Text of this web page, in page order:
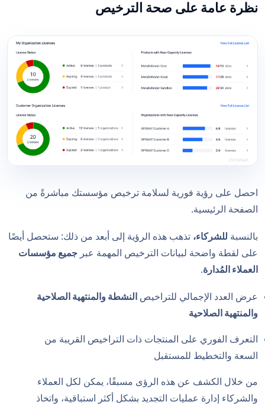
نظرة عامة على صحة الترخيص
احصل على رؤية فورية لسلامة ترخيص مؤسستك مباشرةً من
الصفحة الرئيسية.
بالنسبة للشركاء، تذهب هذه الرؤية إلى أبعد من ذلك: ستحصل أيضًا
على لقطة واضحة لبيانات الترخيص المهمة عبر جميع مؤسسات
العملاء المُدارة.
عرض العدد الإجمالي للتراخيص النشطة والمنتهية الصلاحية
والمنتهية الصلاحية
التعرف الفوري على المنتجات ذات التراخيص القريبة من
السعة والتخطيط للمستقبل
من خلال الكشف عن هذه الرؤى مسبقًا، يمكن لكل العملاء
والشركاء إدارة عمليات التجديد بشكل أكثر استباقية، واتخاذ